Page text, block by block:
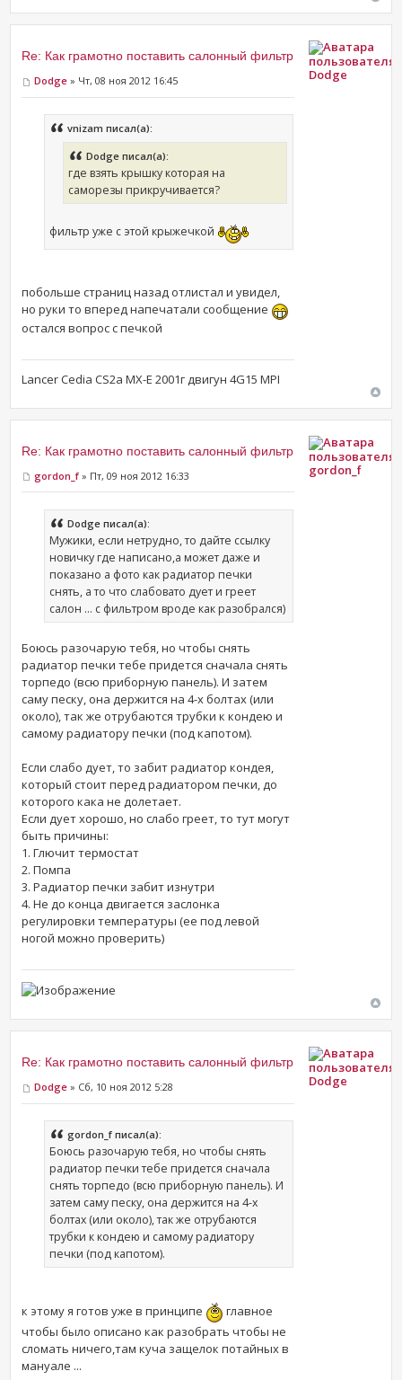
Re: Как грамотно поставить салонный фильтр
Dodge » Чт, 08 ноя 2012 16:45
vnizam писал(а):
Dodge писал(а):
где взять крышку которая на
саморезы прикручивается?
фильтр уже с этой крыжечкой
побольше страниц назад отлистал и увидел,
но руки то вперед напечатали сообщение
остался вопрос с печкой
Lancer Cedia CS2a MX-E 2001г двигун 4G15 MPI
Dodge
Re: Как грамотно поставить салонный фильтр
gordon_f » Пт, 09 ноя 2012 16:33
Dodge писал(а):
Мужики, если нетрудно, то дайте ссылку
новичку где написано,а может даже и
показано а фото как радиатор печки
снять, а то что слабовато дует и греет
салон ... с фильтром вроде как разобрался)
Боюсь разочарую тебя, но чтобы снять
радиатор печки тебе придется сначала снять
торпедо (всю приборную панель). И затем
саму песку, она держится на 4-х болтах (или
около), так же отрубаются трубки к кондею и
самому радиатору печки (под капотом).
Если слабо дует, то забит радиатор кондея,
который стоит перед радиатором печки, до
которого кака не долетает.
Если дует хорошо, но слабо греет, то тут могут
быть причины:
1. Глючит термостат
2. Помпа
3. Радиатор печки забит изнутри
4. Не до конца двигается заслонка
регулировки температуры (ее под левой
ногой можно проверить)
gordon_f
Re: Как грамотно поставить салонный фильтр
Dodge » Сб, 10 ноя 2012 5:28
gordon_f писал(а):
Боюсь разочарую тебя, но чтобы снять
радиатор печки тебе придется сначала
снять торпедо (всю приборную панель). И
затем саму песку, она держится на 4-х
болтах (или около), так же отрубаются
трубки к кондею и самому радиатору
печки (под капотом).
к этому я готов уже в принципе
главное
чтобы было описано как разобрать чтобы не
сломать ничего,там куча защелок потайных в
мануале ...
Dodge